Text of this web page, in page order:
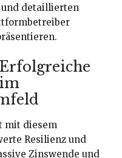
und detaillierten
mit diesem
Resilienz und
Zinswende und